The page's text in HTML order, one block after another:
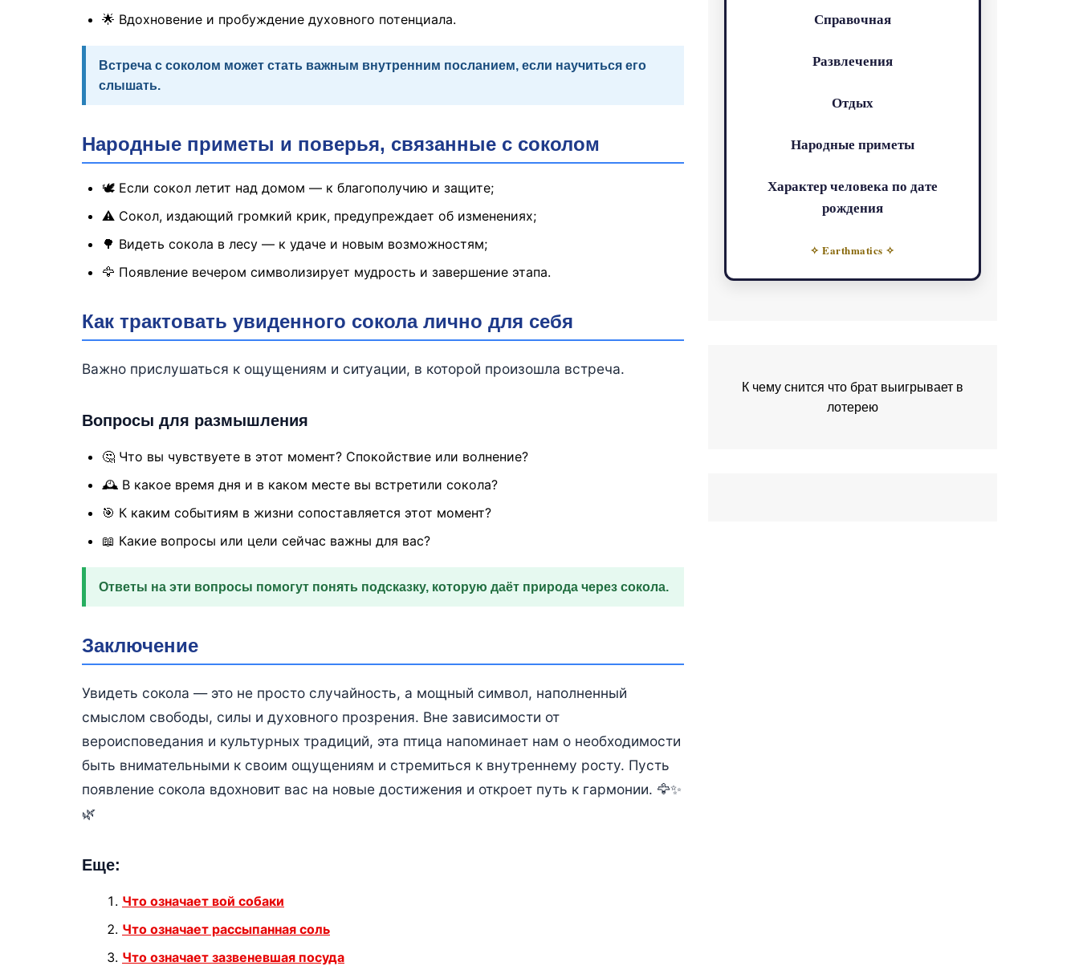
🌟 Вдохновение и пробуждение духовного потенциала.
Встреча с соколом может стать важным внутренним посланием, если научиться его
слышать.
Народные приметы и поверья, связанные с соколом
🕊 Если сокол летит над домом — к благополучию и защите;
⚠️ Сокол, издающий громкий крик, предупреждает об изменениях;
🌳 Видеть сокола в лесу — к удаче и новым возможностям;
🦅 Появление вечером символизирует мудрость и завершение этапа.
Как трактовать увиденного сокола лично для себя
Важно прислушаться к ощущениям и ситуации, в которой произошла встреча.
Вопросы для размышления
🤔 Что вы чувствуете в этот момент? Спокойствие или волнение?
🕰 В какое время дня и в каком месте вы встретили сокола?
🎯 К каким событиям в жизни сопоставляется этот момент?
📖 Какие вопросы или цели сейчас важны для вас?
Ответы на эти вопросы помогут понять подсказку, которую даёт природа через сокола.
Заключение
Увидеть сокола — это не просто случайность, а мощный символ, наполненный
смыслом свободы, силы и духовного прозрения. Вне зависимости от
вероисповедания и культурных традиций, эта птица напоминает нам о необходимости
быть внимательными к своим ощущениям и стремиться к внутреннему росту. Пусть
появление сокола вдохновит вас на новые достижения и откроет путь к гармонии. 🦅✨
🌿
Еще:
Что означает вой собаки
Что означает рассыпанная соль
Что означает зазвеневшая посуда
Справочная
Развлечения
Отдых
Народные приметы
Характер человека по дате
рождения
✧ Earthmatics ✧
К чему снится что брат выигрывает в
лотерею